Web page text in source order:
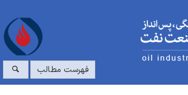
فهرست مطالب